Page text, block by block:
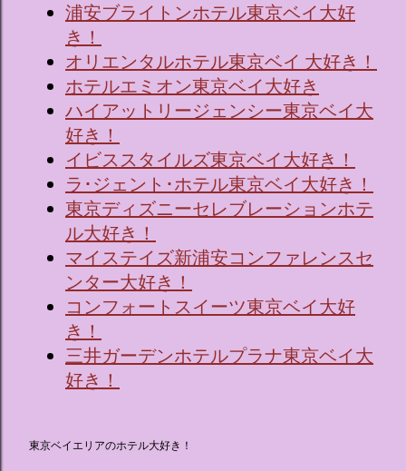
浦安ブライトンホテル東京ベイ大好
き！
オリエンタルホテル東京ベイ 大好き！
ホテルエミオン東京ベイ大好き
ハイアットリージェンシー東京ベイ大
好き！
イビススタイルズ東京ベイ大好き！
ラ･ジェント･ホテル東京ベイ大好き！
東京ディズニーセレブレーションホテ
ル大好き！
マイステイズ新浦安コンファレンスセ
ンター大好き！
コンフォートスイーツ東京ベイ大好
き！
三井ガーデンホテルプラナ東京ベイ大
好き！
東京ベイエリアのホテル大好き！